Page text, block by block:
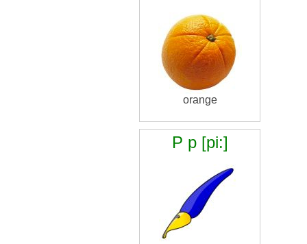
orange
P p [pi:]